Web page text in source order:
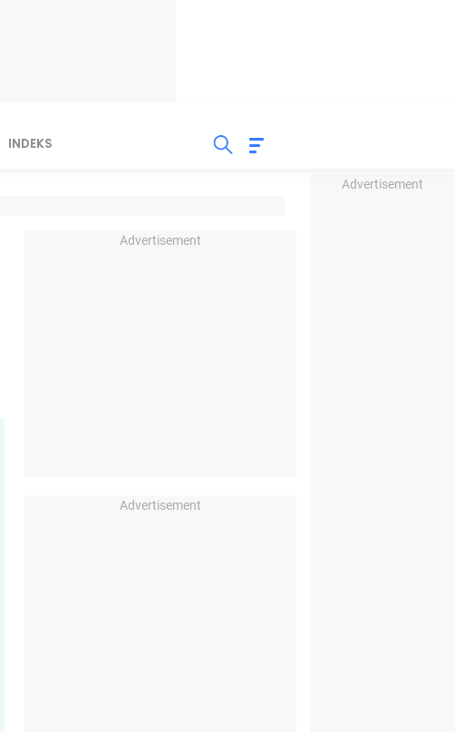
Advertisement
INDEKS
Advertisement
Advertisement